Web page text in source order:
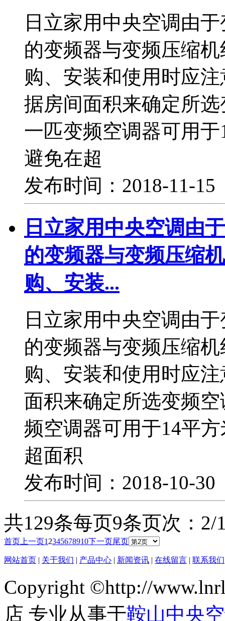
日立家用中央空调由
的变频器与变频压缩
购、安装和使用时应
据房间面积来确定所
一匹变频空调器可用
避免在超
发布时间：2018-11-
日立家用中央空调由
的变频器与变频压缩
购、安装...
日立家用中央空调由
的变频器与变频压缩
购、安装和使用时应
面积来确定所选变频
频空调器可用于14平
超面积
发布时间：2018-10-
共129条每页9条页次：2/
首页 上一页1 2345678910下一页尾页
网站首页 | 关于我们 | 产品中心 | 新闻资讯 | 在线留言 | 联系我们
Copyright ©http://
店 专业从事于鞍山中央